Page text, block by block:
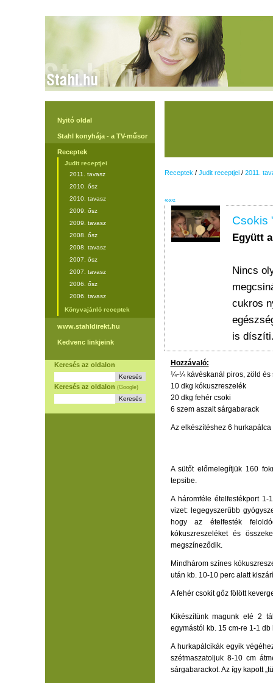
Nyitó oldal
Stahl konyhája - a TV-műsor
Receptek
Judit receptjei
2011. tavasz
2010. ősz
2010. tavasz
2009. ősz
2009. tavasz
2008. ősz
2008. tavasz
2007. ősz
2007. tavasz
2006. ősz
2006. tavasz
Könyvajánló receptek
www.stahldirekt.hu
Kedvenc linkjeink
Keresés az oldalon
Keresés az oldalon (Google)
Receptek / Judit receptjei/ 2011.
«««
Csokis
Együtt
Nincs
cukros
is
Hozzávaló:
¼-¼ kávéskanál piros, zöld és
10 dkg kókuszreszelék
20 dkg fehér csoki
6 szem aszalt sárgabarack
Az elkészítéshez 6 hurkapálca
A sütőt előmelegítjük 160
tepsibe.
A háromféle ételfestékport
vizet: legegyszerűbb
hogy az ételfesték
kókuszreszeléket és
megszíneződik.
Mindhárom színes
után kb. 10-10 perc alatt
A fehér csokit gőz fölött
Kikészítünk magunk elé 2
egymástól kb. 15 cm-re 1-1
A hurkapálcikák egyik
szétmaszatoljuk 8-10 cm
sárgabarackot. Az így kapott